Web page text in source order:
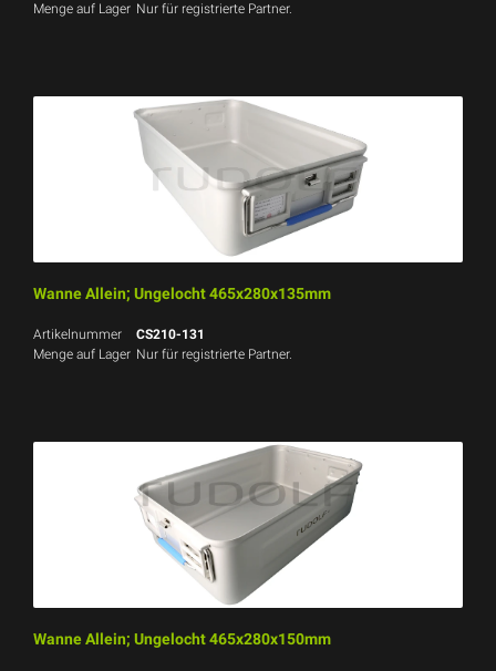
Menge auf Lager Nur für registrierte Partner.
Wanne Allein; Ungelocht 465x280x135mm
Artikelnummer
CS210-131
Menge auf Lager Nur für registrierte Partner.
Wanne Allein; Ungelocht 465x280x150mm